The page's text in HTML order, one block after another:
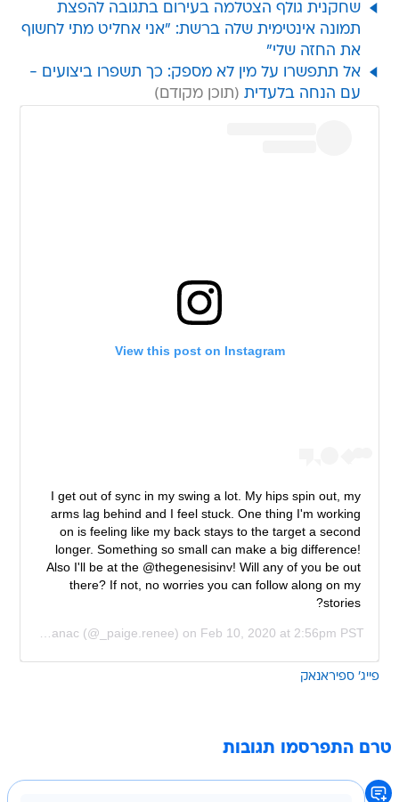
שחקנית גולף הצטלמה בעירום בתגובה להפצת
תמונה אינטימית שלה ברשת: "אני אחליט מתי לחשוף
את החזה שלי"
אל תתפשרו על מין לא מספק: כך תשפרו ביצועים -
עם הנחה בלעדית
View this post on Instagram
I get out of sync in my swing a lot. My hips spin out, my
arms lag behind and I feel stuck. One thing I'm working
on is feeling like my back stays to the target a second
longer. Something so small can make a big difference!
Also I'll be at the @thegenesisinv! Will any of you be out
there? If not, no worries you can follow along on my
stories?
Paige Spiranac(@_paige.renee) on Feb 10, 2020 at 2:56pm PST
פייג' ספיראנאק
טרם התפרסמו תגובות